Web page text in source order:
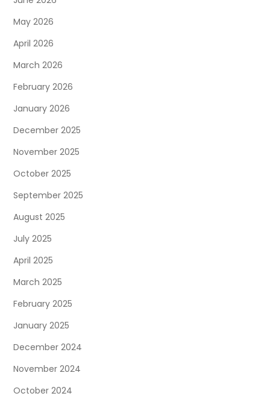
g
i
n
a
t
i
o
n
May 2026
April 2026
March 2026
February 2026
January 2026
December 2025
November 2025
October 2025
September 2025
August 2025
July 2025
April 2025
March 2025
February 2025
January 2025
December 2024
November 2024
October 2024